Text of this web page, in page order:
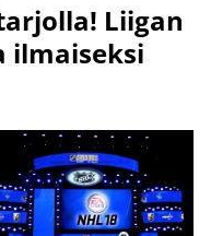
Liigan
ilmaiseksi